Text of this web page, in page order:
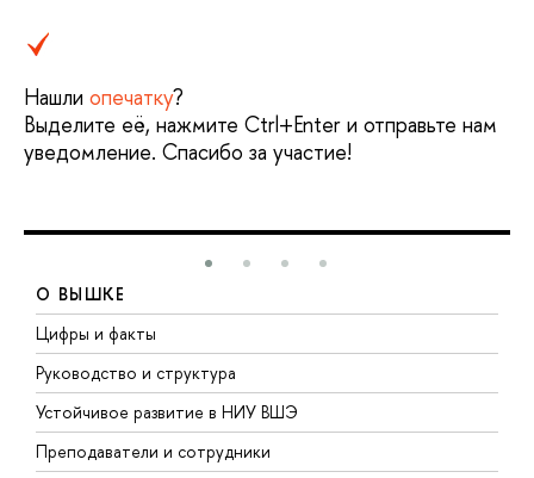
Нашли опечатку?
Выделите её, нажмите Ctrl+Enter и отправьте нам
уведомление. Спасибо за участие!
О ВЫШКЕ
Цифры и факты
Руководство и структура
Устойчивое развитие в НИУ ВШЭ
Преподаватели и сотрудники